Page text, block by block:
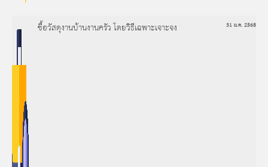
ซื้อวัสดุงานบ้านงานครัว โดยวิธีเฉพาะเจาะจง 31 ม.ค. 2568